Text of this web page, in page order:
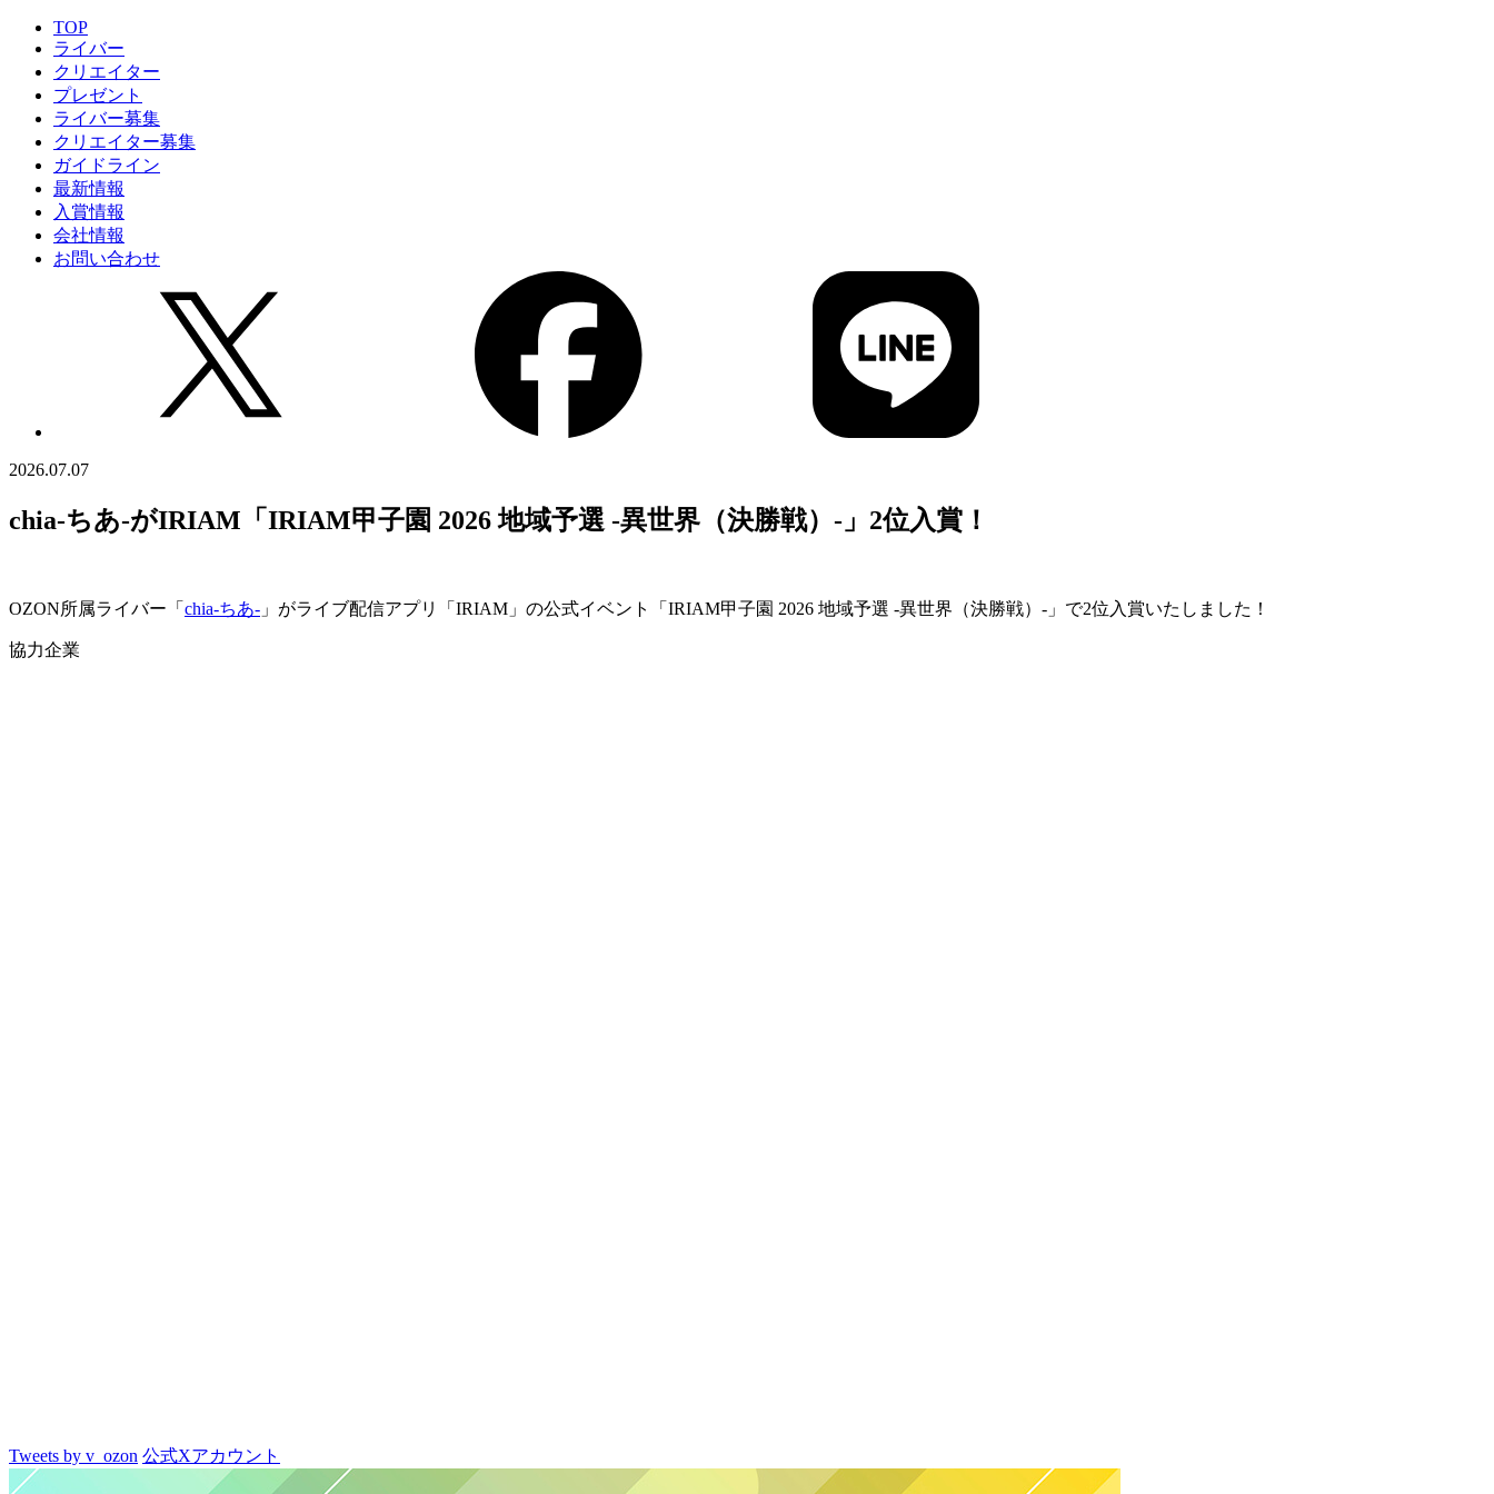
TOP
ライバー
クリエイター
プレゼント
ライバー募集
クリエイター募集
ガイドライン
最新情報
入賞情報
会社情報
お問い合わせ
2026.07.07
chia-ちあ-がIRIAM「IRIAM甲子園 2026 地域予選 -異世界（決勝戦）-」2位入賞！
OZON所属ライバー「 chia-ちあ- 」がライブ配信アプリ「IRIAM」の公式イベント「IRIAM甲子園 2026 地域予選 -異世界（決勝戦）-」で2位入賞いたしました！
協力企業
Tweets by v_ozon 公式Xアカウント